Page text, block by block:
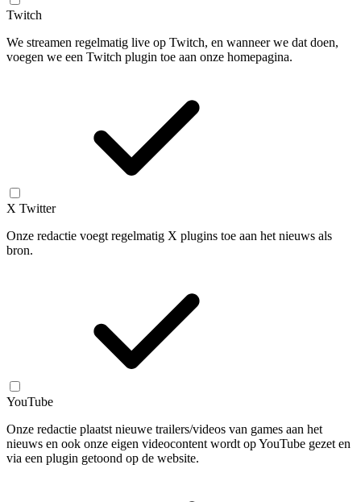
Twitch
We streamen regelmatig live op Twitch, en wanneer we dat doen,
voegen we een Twitch plugin toe aan onze homepagina.
X Twitter
Onze redactie voegt regelmatig X plugins toe aan het nieuws als
bron.
YouTube
Onze redactie plaatst nieuwe trailers/videos van games aan het
nieuws en ook onze eigen videocontent wordt op YouTube gezet en
via een plugin getoond op de website.